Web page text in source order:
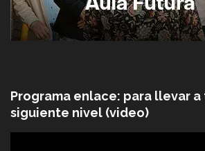
Programa enlace: para llevar
siguiente nivel (video)